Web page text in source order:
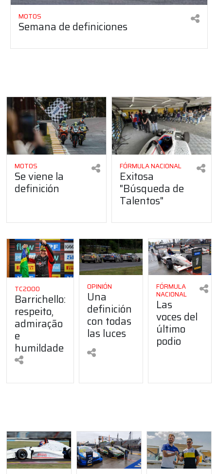
MOTOS
Semana de definiciones
MOTOS
Se viene la
definición
FÓRMULA NACIONAL
Exitosa
"Búsqueda de
Talentos"
TC2000
Barrichello:
respeito,
admiração
e
humildade
OPINIÓN
Una
definición
con todas
las luces
FÓRMULA
NACIONAL
Las
voces del
último
podio